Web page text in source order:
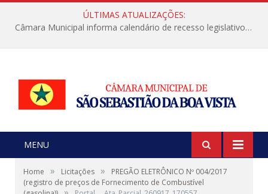
ÚLTIMAS ATUALIZAÇÕES:
Câmara Municipal informa calendário de recesso legislativo de julho
MENU
Home » Licitações »
PREGÃO ELETRÔNICO Nº 004/2017
(registro de preços de Fornecimento de Combustível